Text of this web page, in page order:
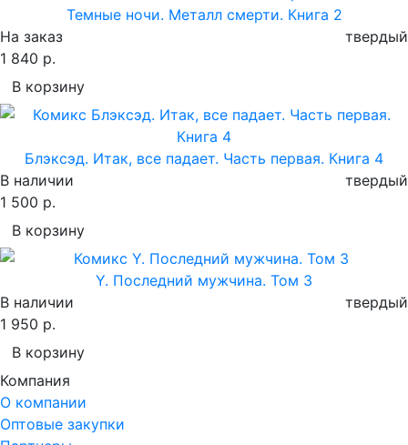
Темные ночи. Металл смерти. Книга 2
На заказ
твердый
1 840 р.
В корзину
Блэксэд. Итак, все падает. Часть первая. Книга 4
В наличии
твердый
1 500 р.
В корзину
Y. Последний мужчина. Том 3
В наличии
твердый
1 950 р.
В корзину
Компания
О компании
Оптовые закупки